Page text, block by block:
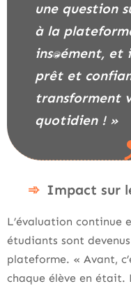
une question
à la
prêt et
transforment
quotidien ! »
Impact sur
L’évaluation continue
étudiants sont
plateforme. « Avant,
chaque élève en était.